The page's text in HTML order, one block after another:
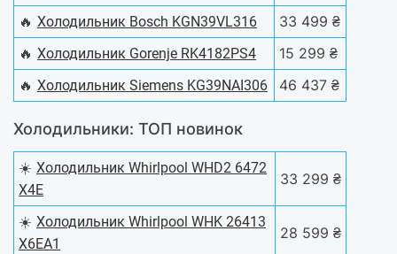
🔥 Холодильник Bosch KGN39VL316
33 499 ₴
🔥 Холодильник Gorenje RK4182PS4
15 299 ₴
🔥 Холодильник Siemens KG39NAI306 46 437 ₴
Холодильники: ТОП новинок
☀️ Холодильник Whirlpool WHD2 6472
X4E
33 299 ₴
☀️ Холодильник Whirlpool WHK 26413
X6EA1
28 599 ₴